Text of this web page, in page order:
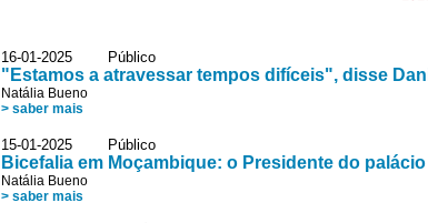
16-01-2025 Público
"Estamos a atravessar tempos difíceis", disse
Natália Bueno
> saber mais
15-01-2025 Público
Bicefalia em Moçambique: o Presidente do
Natália Bueno
> saber mais